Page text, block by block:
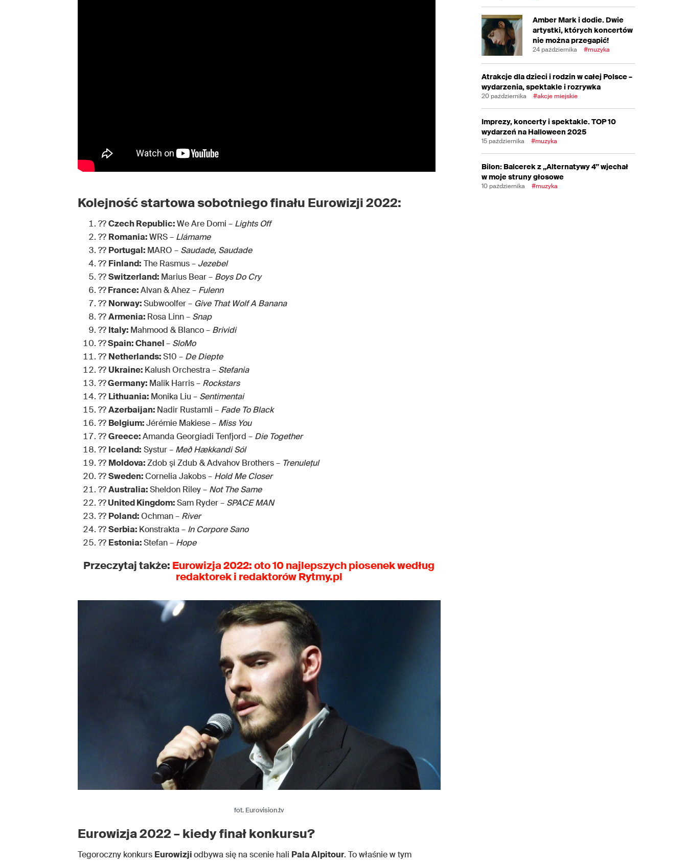
Kolejność startowa sobotniego finału Eurowizji 2022:
??Czech Republic:We Are Domi – Lights Off
?? Romania:WRS – Llámame
?? Portugal: MARO – Saudade, Saudade
?? Finland: The Rasmus – Jezebel
??Switzerland: Marius Bear – Boys Do Cry
??France:Alvan & Ahez – Fulenn
?? Norway:Subwoolfer – Give That Wolf A Banana
??Armenia: Rosa Linn – Snap
?? Italy: Mahmood & Blanco – Brividi
??Spain: Chanel– SloMo
?? Netherlands:S10 – De Diepte
??Ukraine: Kalush Orchestra – Stefania
??Germany: Malik Harris – Rockstars
?? Lithuania: Monika Liu – Sentimentai
??Azerbaijan: Nadir Rustamli – Fade To Black
?? Belgium:Jérémie Makiese – Miss You
??Greece:Amanda Georgiadi Tenfjord – Die Together
?? Iceland: Systur – Með Hækkandi Sól
?? Moldova:Zdob şi Zdub & Advahov Brothers – Trenulețul
??Sweden:Cornelia Jakobs – Hold Me Closer
??Australia:Sheldon Riley – Not The Same
??United Kingdom:Sam Ryder – SPACE MAN
?? Poland:Ochman – River
??Serbia: Konstrakta – In Corpore Sano
?? Estonia:Stefan – Hope
Przeczytaj także: Eurowizja 2022: oto 10 najlepszych piosenek według
redaktorek i redaktorów Rytmy.pl
fot. Eurovision.tv
Eurowizja 2022 – kiedy finał konkursu?
Tegoroczny konkurs Eurowizjiodbywa się na scenie hali Pala Alpitour. To właśnie w tym
Amber Mark i dodie. Dwie
artystki, których koncertów
nie można przegapić!
24 października #muzyka
Atrakcje dla dzieci i rodzin w całej Polsce –
wydarzenia, spektakle i rozrywka
20 października #akcje miejskie
Imprezy, koncerty i spektakle. TOP 10
wydarzeń na Halloween 2025
15 października #muzyka
Bilon: Balcerek z „Alternatywy 4” wjechał
w moje struny głosowe
10 października #muzyka